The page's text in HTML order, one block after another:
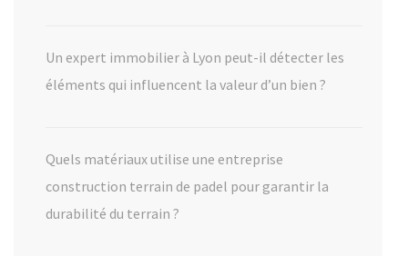
Un expert immobilier à Lyon peut-il détecter les
éléments qui influencent la valeur d’un bien ?
Quels matériaux utilise une entreprise
construction terrain de padel pour garantir la
durabilité du terrain ?